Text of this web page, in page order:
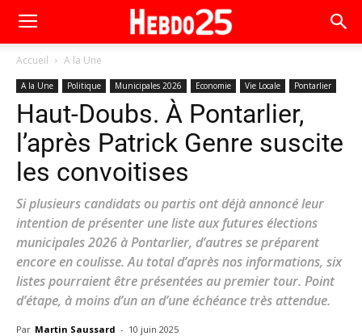
Accueil A la Une
A la Une Politique Municipales 2026 Economie Vie Locale Pontarlier
Haut-Doubs. À Pontarlier,
l’après Patrick Genre suscite
les convoitises
Si plusieurs candidats ou partis ont déjà annoncé leur
intention de présenter une liste aux futures élections
municipales 2026 à Pontarlier, d’autres se préparent
encore en coulisse. Au total d’après nos informations, six
listes pourraient être présentées au premier tour. Point
d’étape, à moins d’un an d’une échéance très attendue.
Par Martin Saussard - 10 juin 2025